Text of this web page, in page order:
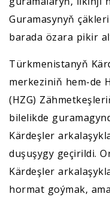
Guramasynyň
barada özara pikir
Türkmenistanyň
merkeziniň hem-de
(HZG)
bilelikde
Kärdeşler
duşuşygy geçirildi.
Kärdeşler
hormat goýmak,